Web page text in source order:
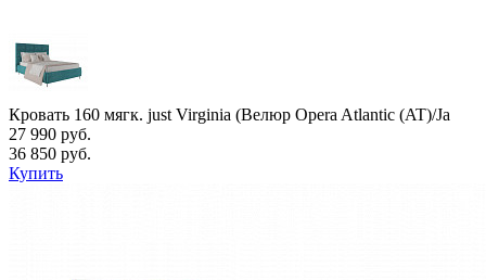
Кровать 160 мягк. just Virginia (Велюр Opera Atlantic (AT)/Ja
27 990 руб.
36 850 руб.
Купить